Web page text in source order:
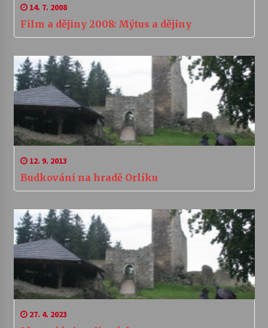
14. 7. 2008
Film a dějiny 2008: Mýtus a dějiny
12. 9. 2013
Budkování na hradě Orlíku
27. 4. 2023